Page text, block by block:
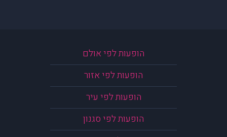
הופעות לפי אולם
הופעות לפי אזור
הופעות לפי עיר
הופעות לפי סגנון